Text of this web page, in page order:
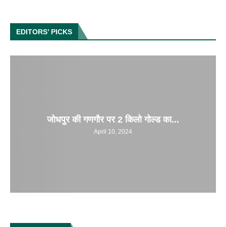
EDITORS’ PICKS
जोधपुर की गणगौर पर 2 किलो गोल्ड का...
April 10, 2024